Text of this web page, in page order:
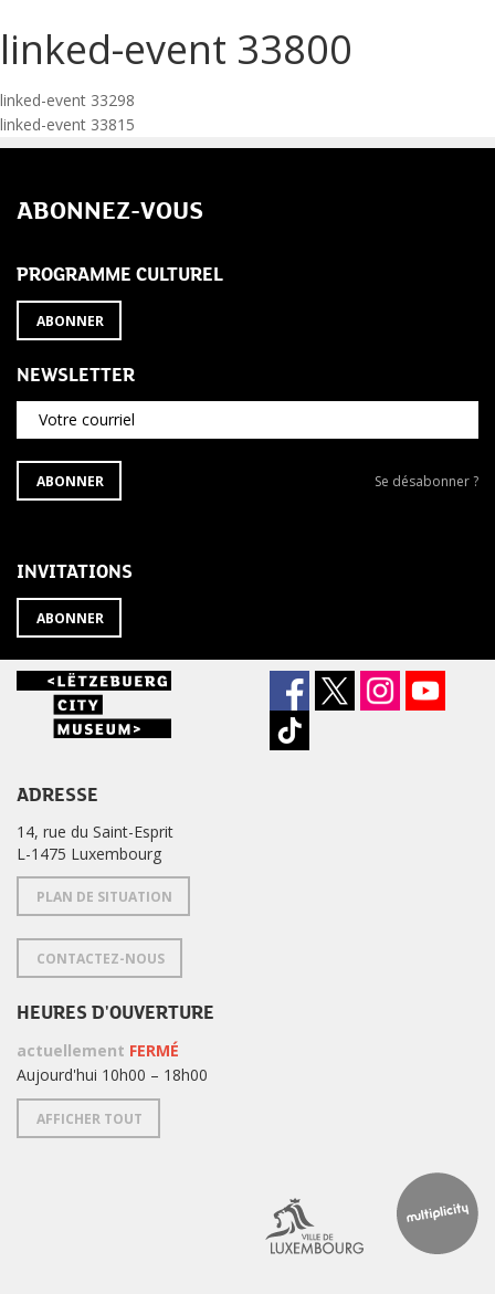
linked-event 33800
Navigation
de
l’article
linked-event 33298
linked-event 33815
ABONNEZ-VOUS
PROGRAMME CULTUREL
ABONNER
NEWSLETTER
Votre courriel
S'ABONNER
À
ABONNER
Se
Se désabonner ?
INVITATIONS
ABONNER
ADRESSE
14, rue du Saint-Esprit
L-1475 Luxembourg
PLAN DE SITUATION
CONTACTEZ-NOUS
HEURES D'OUVERTURE
actuellement FERMÉ
Aujourd'hui 10h00 – 18h00
AFFICHER TOUT